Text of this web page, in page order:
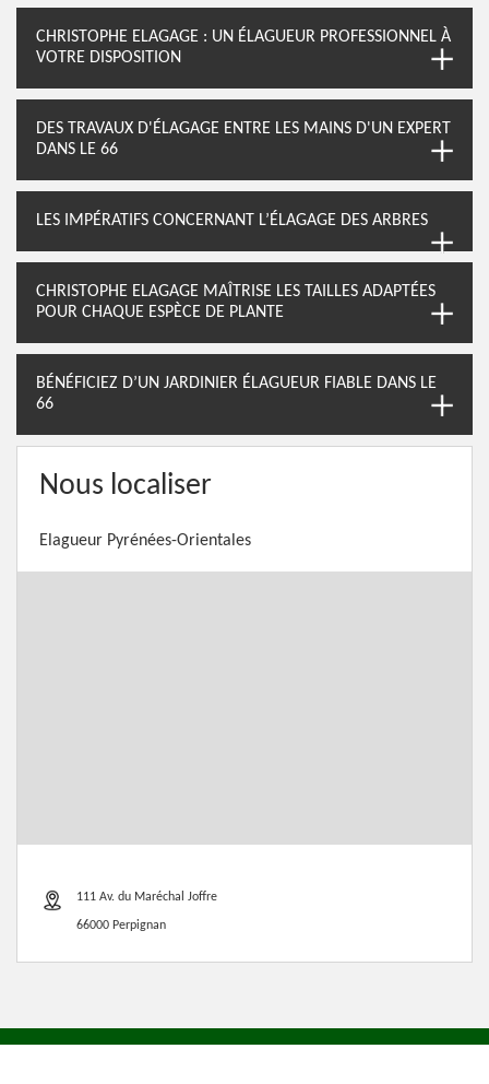
CHRISTOPHE ELAGAGE : UN ÉLAGUEUR PROFESSIONNEL À
VOTRE DISPOSITION
DES TRAVAUX D'ÉLAGAGE ENTRE LES MAINS D'UN EXPERT
DANS LE 66
LES IMPÉRATIFS CONCERNANT L’ÉLAGAGE DES ARBRES
CHRISTOPHE ELAGAGE MAÎTRISE LES TAILLES ADAPTÉES
POUR CHAQUE ESPÈCE DE PLANTE
BÉNÉFICIEZ D’UN JARDINIER ÉLAGUEUR FIABLE DANS LE
66
Nous localiser
Elagueur Pyrénées-Orientales
111 Av. du Maréchal Joffre
66000 Perpignan